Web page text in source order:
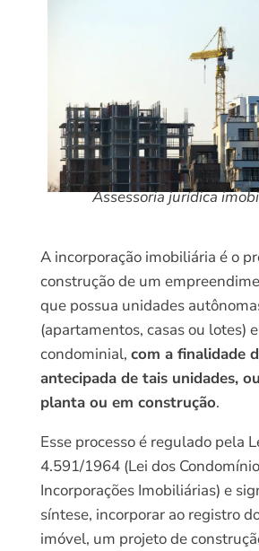
Assessoria jurídica
A incorporação imobiliária é o
construção de um
que possua unidades
(apartamentos, casas ou lotes)
condominial, com a finalidade
antecipada de tais unidades,
planta ou em construção.
Esse processo é regulado pela
4.591/1964 (Lei dos
Incorporações Imobiliárias) e
síntese, incorporar ao registro
imóvel, um projeto de